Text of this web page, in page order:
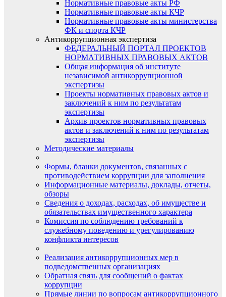
Нормативные правовые акты РФ
Нормативные правовые акты КЧР
Нормативные правовые акты министерства
ФК и спорта КЧР
Антикоррупционная экспертиза
ФЕДЕРАЛЬНЫЙ ПОРТАЛ ПРОЕКТОВ
НОРМАТИВНЫХ ПРАВОВЫХ АКТОВ
Общая информация об институте
независимой антикоррупционной
экспертизы
Проекты нормативных правовых актов и
заключений к ним по результатам
экспертизы
Архив проектов нормативных правовых
актов и заключений к ним по результатам
экспертизы
Методические материалы
Формы, бланки документов, связанных с
противодействием коррупции для заполнения
Информационные материалы, доклады, отчеты,
обзоры
Сведения о доходах, расходах, об имуществе и
обязательствах имущественного характера
Комиссия по соблюдению требований к
служебному поведению и урегулированию
конфликта интересов
Реализация антикоррупционных мер в
подведомственных организациях
Обратная связь для сообщений о фактах
коррупции
Прямые линии по вопросам антикоррупционного